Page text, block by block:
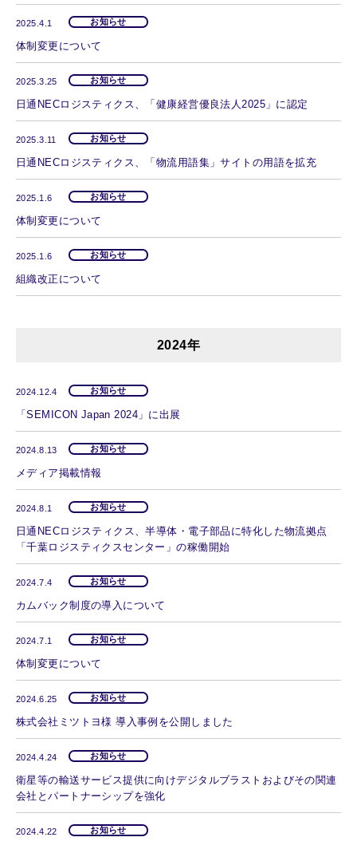
2025.4.1 お知らせ
体制変更について
2025.3.25 お知らせ
日通NECロジスティクス、「健康経営優良法人2025」に認定
2025.3.11 お知らせ
日通NECロジスティクス、「物流用語集」サイトの用語を拡充
2025.1.6 お知らせ
体制変更について
2025.1.6 お知らせ
組織改正について
2024年
2024.12.4 お知らせ
「SEMICON Japan 2024」に出展
2024.8.13 お知らせ
メディア掲載情報
2024.8.1 お知らせ
日通NECロジスティクス、半導体・電子部品に特化した物流拠点
「千葉ロジスティクスセンター」の稼働開始
2024.7.4 お知らせ
カムバック制度の導入について
2024.7.1 お知らせ
体制変更について
2024.6.25 お知らせ
株式会社ミツトヨ様 導入事例を公開しました
2024.4.24 お知らせ
衛星等の輸送サービス提供に向けデジタルブラストおよびその関連
会社とパートナーシップを強化
2024.4.22 お知らせ